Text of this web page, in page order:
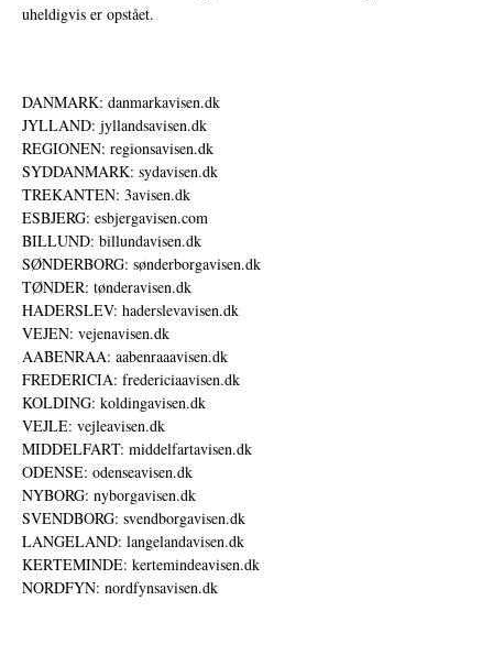
uheldigvis er opstået.
DANMARK: danmarkavisen.dk
JYLLAND: jyllandsavisen.dk
REGIONEN: regionsavisen.dk
SYDDANMARK: sydavisen.dk
TREKANTEN: 3avisen.dk
ESBJERG: esbjergavisen.com
BILLUND: billundavisen.dk
SØNDERBORG: sønderborgavisen.dk
TØNDER: tønderavisen.dk
HADERSLEV: haderslevavisen.dk
VEJEN: vejenavisen.dk
AABENRAA: aabenraaavisen.dk
FREDERICIA: fredericiaavisen.dk
KOLDING: koldingavisen.dk
VEJLE: vejleavisen.dk
MIDDELFART: middelfartavisen.dk
ODENSE: odenseavisen.dk
NYBORG: nyborgavisen.dk
SVENDBORG: svendborgavisen.dk
LANGELAND: langelandavisen.dk
KERTEMINDE: kertemindeavisen.dk
NORDFYN: nordfynsavisen.dk